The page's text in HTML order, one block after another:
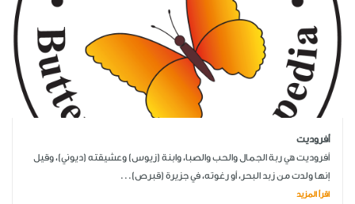
أفروديت
أفروديت هي ربة الجمال والحب والصبا، وابنة (زيوس) وعشيقته (ديوني)، وقيل
إنها ولدت من زبد البحر، أو رغوته، في جزيرة (قبرص)...
اقرأ المزيد